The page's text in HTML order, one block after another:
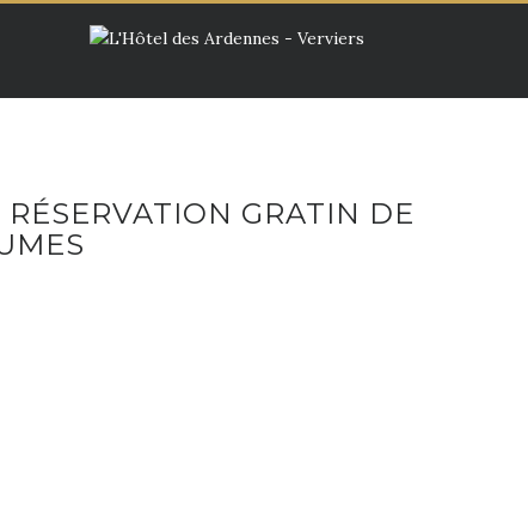
GRATIN DE